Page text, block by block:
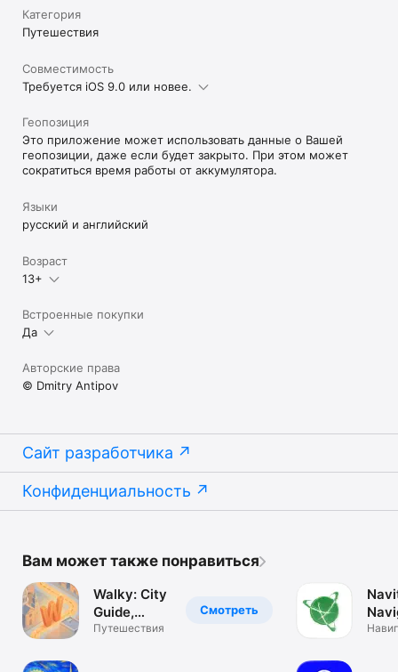
самые разные варианты подборок мест и маршрутов на
самый утонченный вкус.
Скачайте приложение и просто наслаждайтесь вашими
путешествиями.
Категория
Путешествия
Совместимость
Требуется iOS 9.0 или новее.
Геопозиция
Это приложение может использовать данные о Вашей
геопозиции, даже если будет закрыто. При этом может
сократиться время работы от аккумулятора.
Языки
русский и английский
Возраст
13+
Встроенные покупки
Да
Авторские права
© Dmitry Antipov
Сайт разработчика
Конфиденциальность
Вам может также понравиться
Смотреть
Walky: City
Guide,
Audio Tours
Путешествия